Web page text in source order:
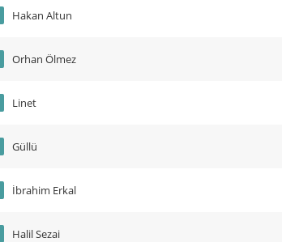
Hakan Altun
Orhan Ölmez
Linet
Güllü
İbrahim Erkal
Halil Sezai